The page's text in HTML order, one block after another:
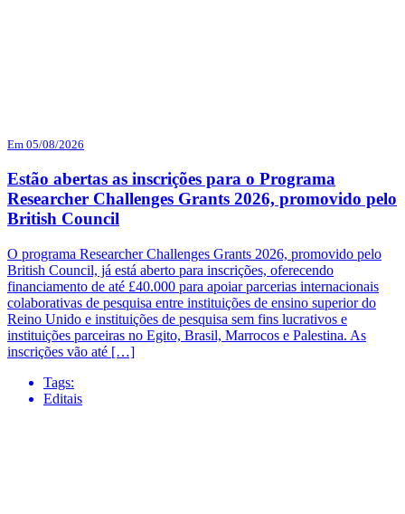
Em 05/08/2026
Estão abertas as inscrições para o Programa
Researcher Challenges Grants 2026, promovido pelo
British Council
O programa Researcher Challenges Grants 2026, promovido pelo
British Council, já está aberto para inscrições, oferecendo
financiamento de até £40.000 para apoiar parcerias internacionais
colaborativas de pesquisa entre instituições de ensino superior do
Reino Unido e instituições de pesquisa sem fins lucrativos e
instituições parceiras no Egito, Brasil, Marrocos e Palestina. As
inscrições vão até […]
Tags:
Editais